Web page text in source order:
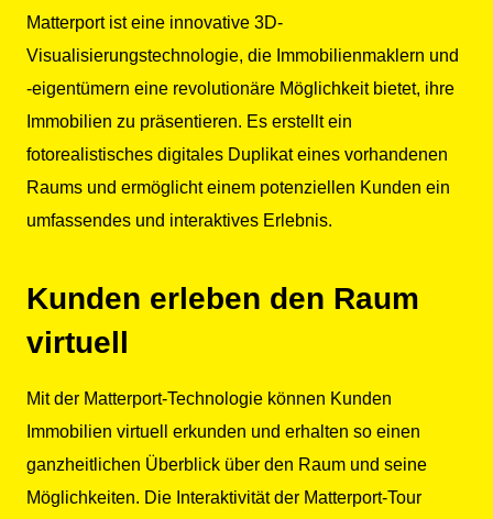
Matterport ist eine innovative 3D-
Visualisierungstechnologie, die Immobilienmaklern und
-eigentümern eine revolutionäre Möglichkeit bietet, ihre
Immobilien zu präsentieren. Es erstellt ein
fotorealistisches digitales Duplikat eines vorhandenen
Raums und ermöglicht einem potenziellen Kunden ein
umfassendes und interaktives Erlebnis.
Kunden erleben den Raum
virtuell
Mit der Matterport-Technologie können Kunden
Immobilien virtuell erkunden und erhalten so einen
ganzheitlichen Überblick über den Raum und seine
Möglichkeiten. Die Interaktivität der Matterport-Tour